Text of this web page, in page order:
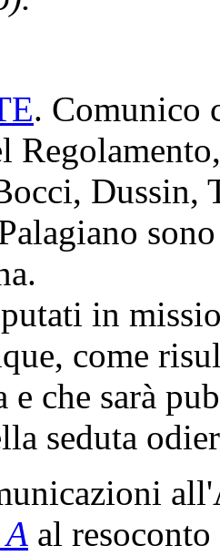
. Comunico
Dussin,
in
come
e che sarà
seduta
al